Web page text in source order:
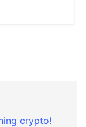
crypto!